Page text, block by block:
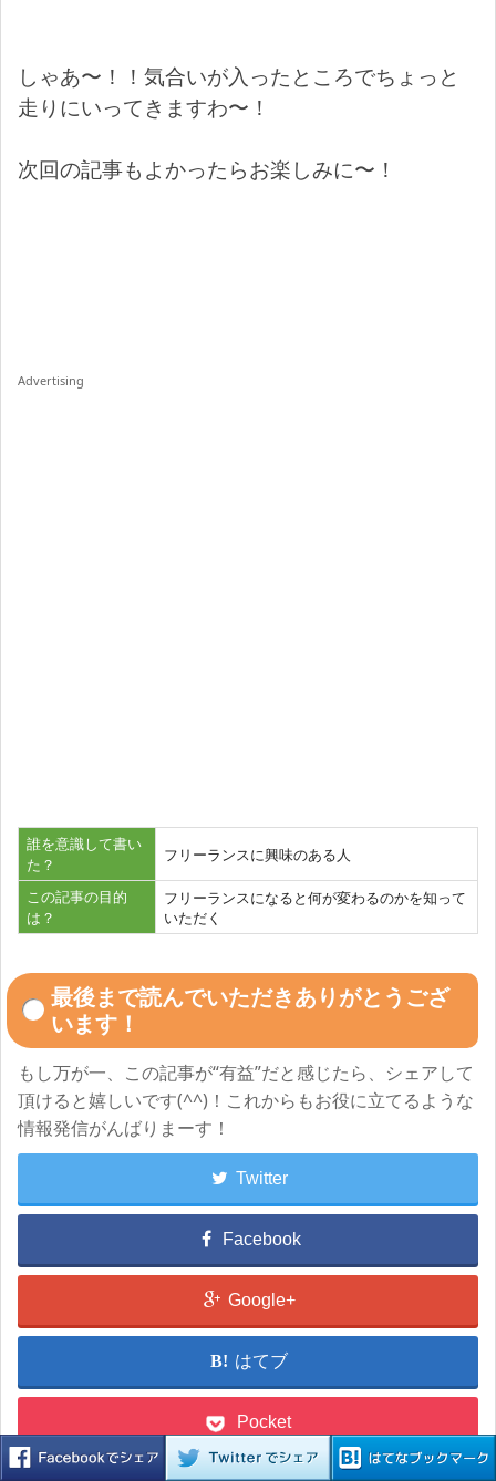
しゃあ〜！！気合いが入ったところでちょっと
走りにいってきますわ〜！
次回の記事もよかったらお楽しみに〜！
Advertising
誰を意識して書い
た？
フリーランスに興味のある人
この記事の目的
は？
フリーランスになると何が変わるのかを知って
いただく
最後まで読んでいただきありがとうござ
います！
もし万が一、この記事が“有益”だと感じたら、シェアして
頂けると嬉しいです(^^)！これからもお役に立てるような
情報発信がんばりまーす！
Twitter
Facebook
Google+
はてブ
Pocket